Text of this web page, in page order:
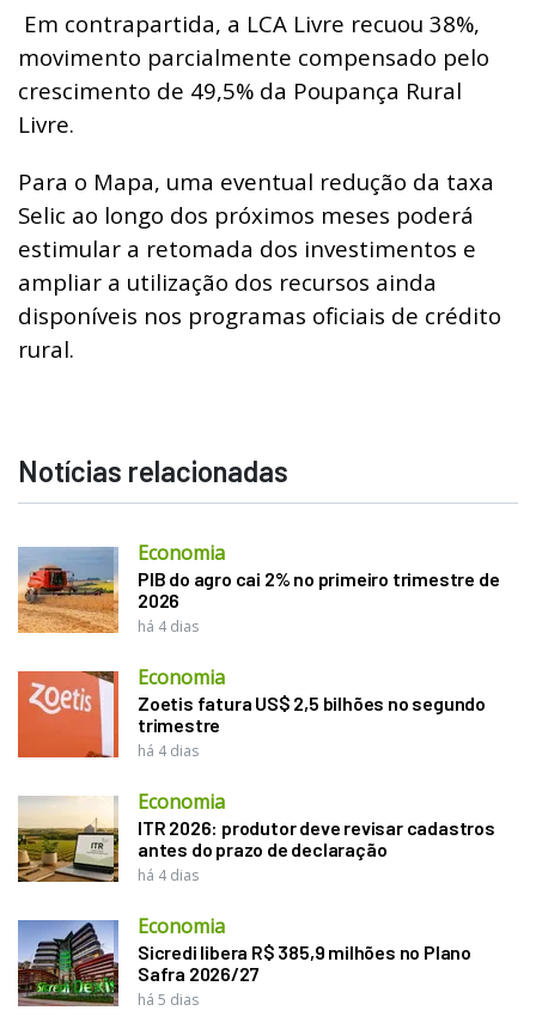
Em contrapartida, a LCA Livre recuou 38%,
movimento parcialmente compensado pelo
crescimento de 49,5% da Poupança Rural
Livre.
Para o Mapa, uma eventual redução da taxa
Selic ao longo dos próximos meses poderá
estimular a retomada dos investimentos e
ampliar a utilização dos recursos ainda
disponíveis nos programas oficiais de crédito
rural.
Notícias relacionadas
Economia
PIB do agro cai 2% no primeiro trimestre de
2026
há 4 dias
Economia
Zoetis fatura US$ 2,5 bilhões no segundo
trimestre
há 4 dias
Economia
ITR 2026: produtor deve revisar cadastros
antes do prazo de declaração
há 4 dias
Economia
Sicredi libera R$ 385,9 milhões no Plano
Safra 2026/27
há 5 dias